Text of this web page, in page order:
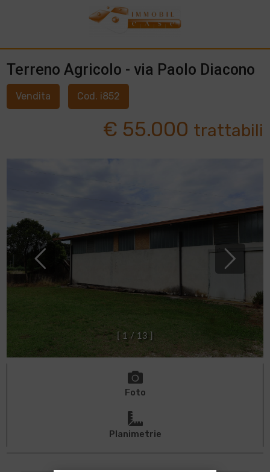
Terreno Agricolo - via Paolo Diacono
Vendita Cod. i852
€ 55.000 trattabili
1 / 13
Foto
Planimetrie